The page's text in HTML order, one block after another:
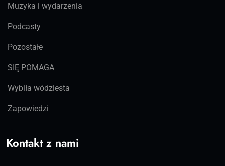
Muzyka i wydarzenia
Podcasty
Pozostałe
SIĘ POMAGA
Wybiła wódziesta
Zapowiedzi
Kontakt z nami